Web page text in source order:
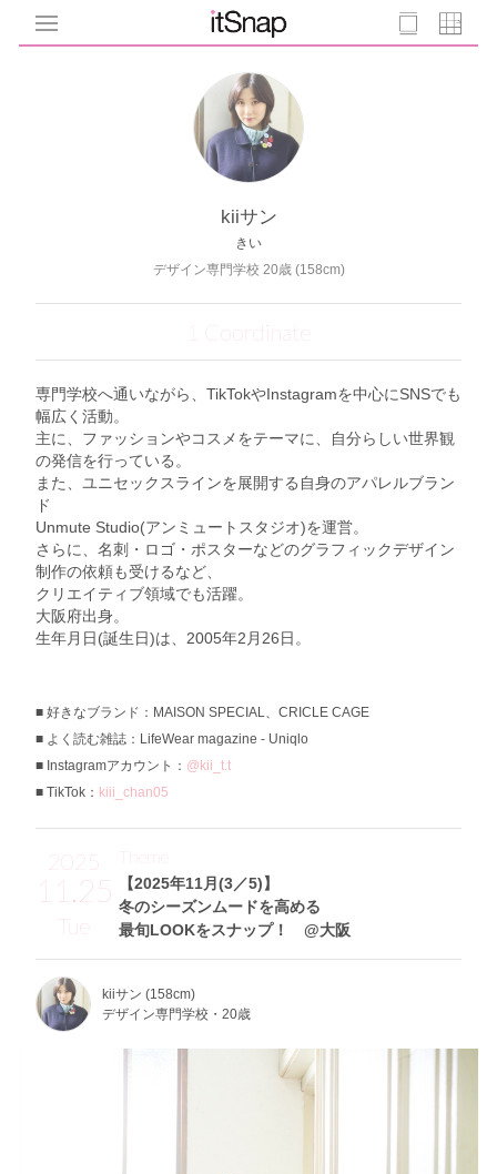
kiiサン
きい
デザイン専門学校 20歳 (158cm)
1 Coordinate
専門学校へ通いながら、TikTokやInstagramを中心にSNSでも
幅広く活動。
主に、ファッションやコスメをテーマに、自分らしい世界観
の発信を行っている。
また、ユニセックスラインを展開する自身のアパレルブラン
ド
Unmute Studio(アンミュートスタジオ)を運営。
さらに、名刺・ロゴ・ポスターなどのグラフィックデザイン
制作の依頼も受けるなど、
クリエイティブ領域でも活躍。
大阪府出身。
生年月日(誕生日)は、2005年2月26日。
好きなブランド：MAISON SPECIAL、CRICLE CAGE
よく読む雑誌：LifeWear magazine - Uniqlo
Instagramアカウント： @kii_t.t
TikTok： kiii_chan05
2025
11.25
Tue
【2025年11月(3／5)】
冬のシーズンムードを高める
最旬LOOKをスナップ！ @大阪
Theme
kiiサン (158cm)
デザイン専門学校・20歳